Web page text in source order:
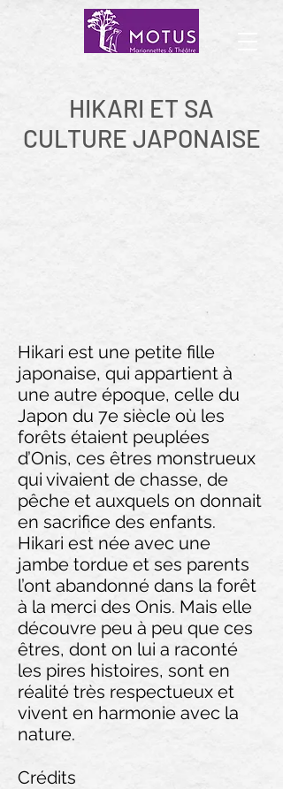
HIKARI ET SA
CULTURE JAPONAISE
Hikari est une petite fille
japonaise, qui appartient à
une autre époque, celle du
Japon du 7e siècle où les
forêts étaient peuplées
d’Onis, ces êtres monstrueux
qui vivaient de chasse, de
pêche et auxquels on donnait
en sacrifice des enfants.
Hikari est née avec une
jambe tordue et ses parents
l’ont abandonné dans la forêt
à la merci des Onis. Mais elle
découvre peu à peu que ces
êtres, dont on lui a raconté
les pires histoires, sont en
réalité très respectueux et
vivent en harmonie avec la
nature.
Crédits